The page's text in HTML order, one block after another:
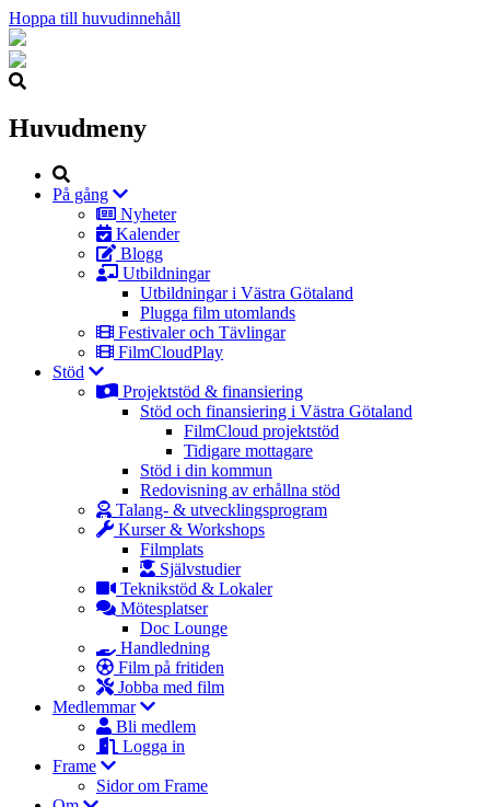
Hoppa till huvudinnehåll
Huvudmeny
På gång
Nyheter
Kalender
Blogg
Utbildningar
Utbildningar i Västra Götaland
Plugga film utomlands
Festivaler och Tävlingar
FilmCloudPlay
Stöd
Projektstöd & finansiering
Stöd och finansiering i Västra Götaland
FilmCloud projektstöd
Tidigare mottagare
Stöd i din kommun
Redovisning av erhållna stöd
Talang- & utvecklingsprogram
Kurser & Workshops
Filmplats
Självstudier
Teknikstöd & Lokaler
Mötesplatser
Doc Lounge
Handledning
Film på fritiden
Jobba med film
Medlemmar
Bli medlem
Logga in
Frame
Sidor om Frame